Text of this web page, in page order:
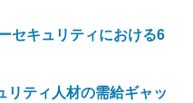
セキュリティにおける6
リティ人材の需給ギャッ